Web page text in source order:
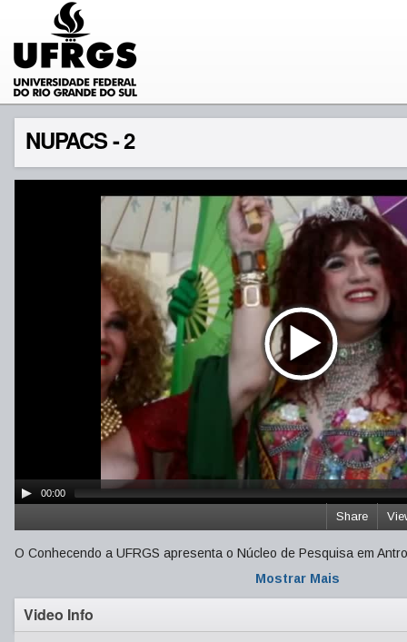
NUPACS - 2
00:00
Share
O Conhecendo a UFRGS apresenta o Núcleo de Pesquisa em
Mostrar Mais
Video Info